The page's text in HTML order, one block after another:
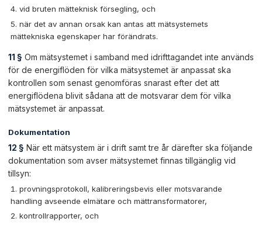
vid bruten mätteknisk försegling, och
när det av annan orsak kan antas att mätsystemets
mättekniska egenskaper har förändrats.
11 § Om mätsystemet i samband med idrifttagandet inte används
för de energiflöden för vilka mätsystemet är anpassat ska
kontrollen som senast genomföras snarast efter det att
energiflödena blivit sådana att de motsvarar dem för vilka
mätsystemet är anpassat.
Dokumentation
12 § När ett mätsystem är i drift samt tre år därefter ska följande
dokumentation som avser mätsystemet finnas tillgänglig vid
tillsyn:
provningsprotokoll, kalibreringsbevis eller motsvarande
handling avseende elmätare och mättransformatorer,
kontrollrapporter, och